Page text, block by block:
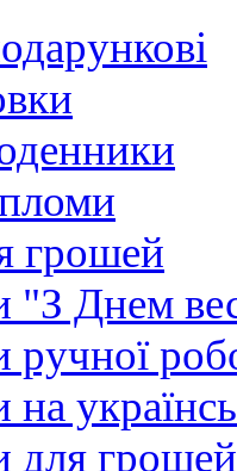
грошей
"З Днем
ручної
для грошей